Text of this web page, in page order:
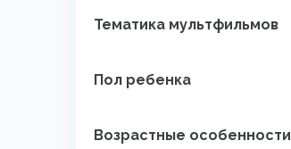
Тематика мультфильмов
Пол ребенка
Возрастные особенности